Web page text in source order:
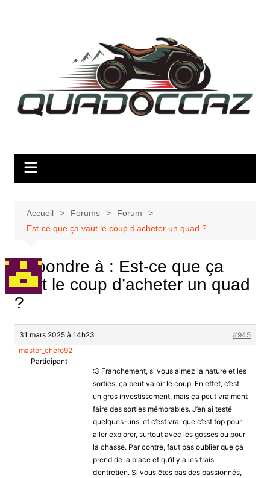
Accueil Forums
Forum
Est-ce que ça vaut le coup d’acheter un quad ?
Répondre à : Est-ce que ça
vaut le coup d’acheter un quad
?
31 mars 2025 à 14h23
#945
master_chefo92
Participant
:3 Franchement, si vous aimez la nature et les
sorties, ça peut valoir le coup. En effet, c’est
un gros investissement, mais ça peut vraiment
faire des sorties mémorables. J’en ai testé
quelques-uns, et c’est vrai que c’est top pour
aller explorer, surtout avec les gosses ou pour
la chasse. Par contre, faut pas oublier que ça
prend de la place et qu’il y a les frais
d’entretien. Si vous êtes pas des passionnés,